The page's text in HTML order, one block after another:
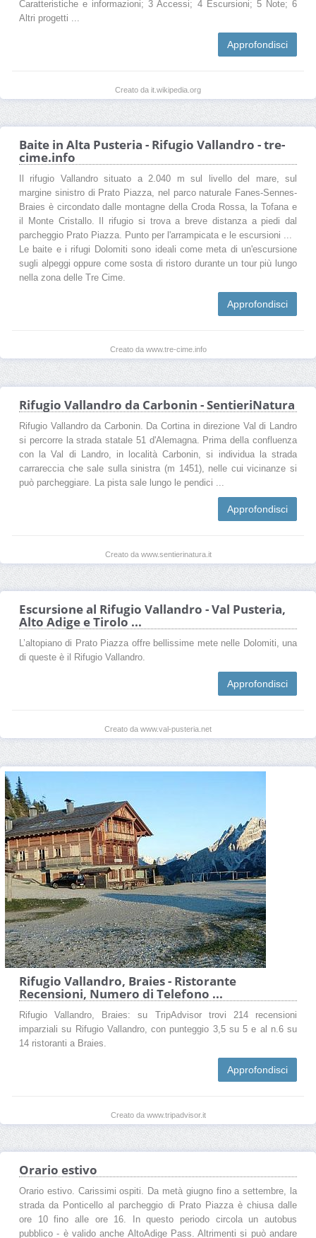
Caratteristiche e informazioni; 3 Accessi; 4 Escursioni; 5 Note; 6
Altri progetti ...
Approfondisci
Creato da it.wikipedia.org
Baite in Alta Pusteria - Rifugio Vallandro - tre-
cime.info
Il rifugio Vallandro situato a 2.040 m sul livello del mare, sul
margine sinistro di Prato Piazza, nel parco naturale Fanes-Sennes-
Braies è circondato dalle montagne della Croda Rossa, la Tofana e
il Monte Cristallo. Il rifugio si trova a breve distanza a piedi dal
parcheggio Prato Piazza. Punto per l'arrampicata e le escursioni ...
Le baite e i rifugi Dolomiti sono ideali come meta di un'escursione
sugli alpeggi oppure come sosta di ristoro durante un tour più lungo
nella zona delle Tre Cime.
Approfondisci
Creato da www.tre-cime.info
Rifugio Vallandro da Carbonin - SentieriNatura
Rifugio Vallandro da Carbonin. Da Cortina in direzione Val di Landro
si percorre la strada statale 51 d'Alemagna. Prima della confluenza
con la Val di Landro, in località Carbonin, si individua la strada
carrareccia che sale sulla sinistra (m 1451), nelle cui vicinanze si
può parcheggiare. La pista sale lungo le pendici ...
Approfondisci
Creato da www.sentierinatura.it
Escursione al Rifugio Vallandro - Val Pusteria,
Alto Adige e Tirolo ...
L’altopiano di Prato Piazza offre bellissime mete nelle Dolomiti, una
di queste è il Rifugio Vallandro.
Approfondisci
Creato da www.val-pusteria.net
Rifugio Vallandro, Braies - Ristorante
Recensioni, Numero di Telefono ...
Rifugio Vallandro, Braies: su TripAdvisor trovi 214 recensioni
imparziali su Rifugio Vallandro, con punteggio 3,5 su 5 e al n.6 su
14 ristoranti a Braies.
Approfondisci
Creato da www.tripadvisor.it
Orario estivo
Orario estivo. Carissimi ospiti. Da metà giugno fino a settembre, la
strada da Ponticello al parcheggio di Prato Piazza è chiusa dalle
ore 10 fino alle ore 16. In questo periodo circola un autobus
pubblico - è valido anche AltoAdige Pass. Altrimenti si può andare